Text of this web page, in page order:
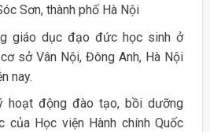
Sơn, thành phố Hà Nội
giáo dục đạo đức học sinh ở
sở Vân Nội, Đông Anh, Hà Nội
nay.
hoạt động đào tạo, bồi dưỡng
của Học viện Hành chính Quốc